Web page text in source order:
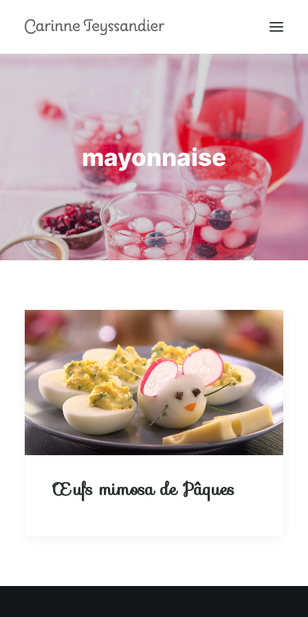
À LA TÉLÉ
PRESTATIONS
MES RECETTES
EN COULISSES
mayonnaise
Œufs mimosa de Pâques